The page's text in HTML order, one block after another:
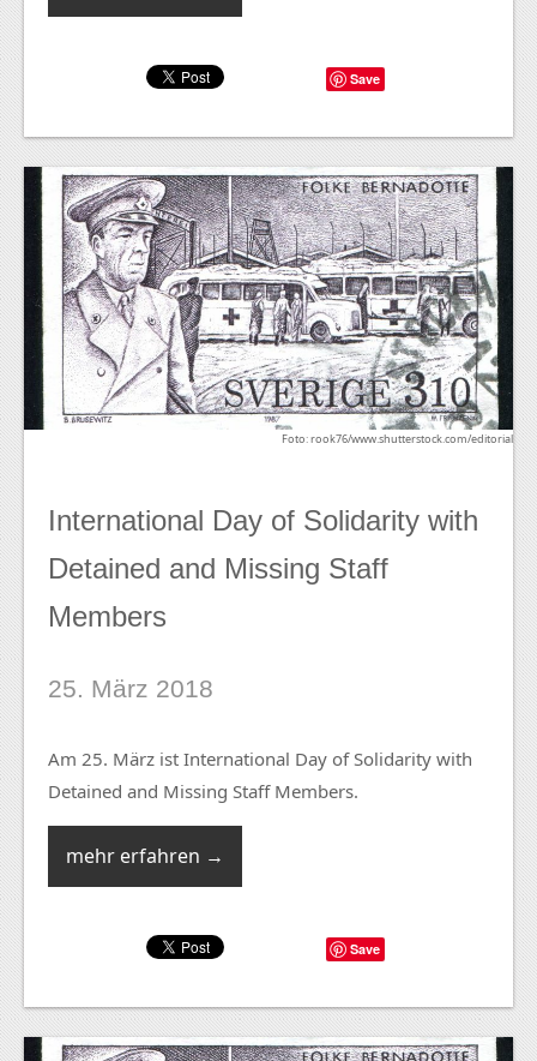
Save
Foto: rook76/www.shutterstock.com/editorial
International Day of Solidarity with
Detained and Missing Staff
Members
25. März 2018
Am 25. März ist International Day of Solidarity with
Detained and Missing Staff Members.
mehr erfahren →
Save